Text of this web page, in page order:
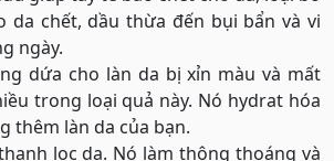
da chết, dầu thừa đến bụi bẩn và vi
ngày.
dứa cho làn da bị xỉn màu và mất
trong loại quả này. Nó hydrat hóa
thêm làn da của bạn.
lọc da. Nó làm thông thoáng và